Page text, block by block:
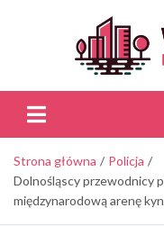
Strona główna
Policja
Dolnośląscy przewodnicy
międzynarodową arenę